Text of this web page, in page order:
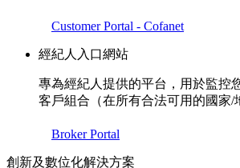
Customer Portal - Cofanet
經紀人入口網站
專為經紀人提供的平台，用於監控
客戶組合（在所有合法可用的國家/
Broker Portal
創新及數位化解決方案